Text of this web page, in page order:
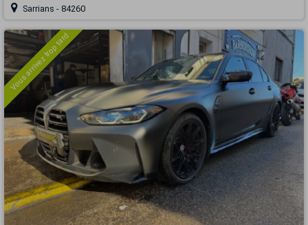
Sarrians - 84260
Vous arrivez trop tard